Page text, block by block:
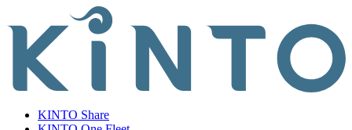
KINTO Share